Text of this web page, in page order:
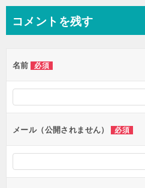
ビ
ー
シ
ョ
ン
コメントを残す
名前 必須
メール（公開されません） 必須